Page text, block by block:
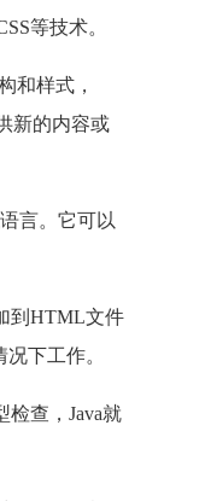
等技术。
和样式，
新的内容或
语言。它可以
到HTML文件
下工作。
检查，Java就